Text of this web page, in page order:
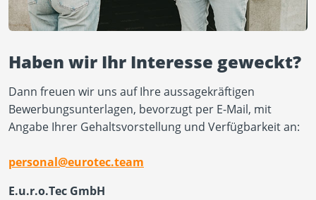
Haben wir Ihr Interesse geweckt?
Dann freuen wir uns auf Ihre aussagekräftigen
Bewerbungsunterlagen, bevorzugt per E-Mail, mit
Angabe Ihrer Gehaltsvorstellung und Verfügbarkeit an:
personal@eurotec.team
E.u.r.o.Tec GmbH